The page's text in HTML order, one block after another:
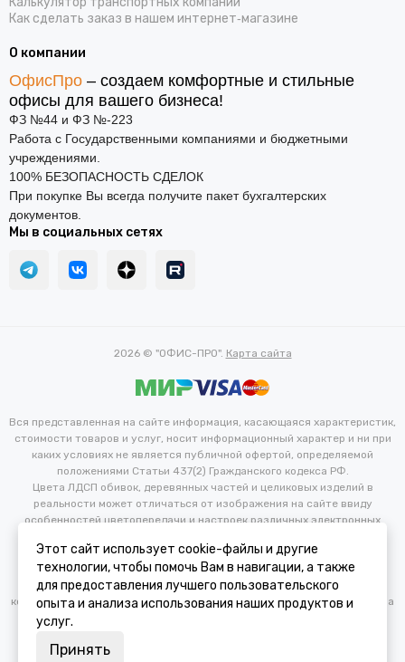
Как сделать заказ в нашем интернет‑магазине
О компании
ОфисПро – создаем комфортные и стильные
офисы для вашего бизнеса!
ФЗ №44 и ФЗ №-223
Работа с Государственными компаниями и бюджетными
учреждениями.
100% БЕЗОПАСНОСТЬ СДЕЛОК
При покупке Вы всегда получите пакет бухгалтерских
документов.
Мы в социальных сетях
2026 © "ОФИС-ПРО". Карта сайта
Вся представленная на сайте информация, касающаяся характеристик,
стоимости товаров и услуг, носит информационный характер и ни при
каких условиях не является публичной офертой, определяемой
положениями Статьи 437(2) Гражданского кодекса РФ.
Цвета ЛДСП обивок, деревянных частей и целиковых изделий в
реальности может отличаться от изображения на сайте ввиду
особенностей цветопередачи и настроек различных электронных
изменения в технические и иные характеристики изделий для
улучшения их эксплуатационных и технических параметров без
предварительного уведомления потребителя. Изменение
конфигурации продукта не является основанием для возврата/обмена
Этот сайт использует cookie-файлы и другие
технологии, чтобы помочь Вам в навигации, а также
для предоставления лучшего пользовательского
опыта и анализа использования наших продуктов и
услуг.
Принять